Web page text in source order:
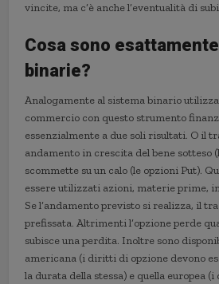
vincite, ma c’è anche l’eventualità di
Cosa sono
binarie?
Analogamente al sistema binario
commercio con questo strumento
essenzialmente a due soli risultati. O il
andamento in crescita del bene sotteso
scommette su un calo (le opzioni Put).
essere utilizzati azioni, materie prime,
Se l’andamento previsto si realizza, il
prefissata. Altrimenti l’opzione perde
subisce una perdita. Inoltre sono
americana (i diritti di opzione devono
la durata della stessa) e quella europea